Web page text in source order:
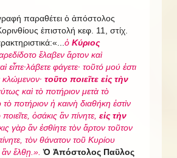
παραθέτει ὁ ἀπόστολος
ἐπιστολή κεφ. 11, στίχ.
ὁ Κύριος
ἔλαβεν ἄρτον καὶ
εἶπε·λάβετε φάγετε· τοῦτό μού ἐστι
τοῦτο ποιεῖτε εἰς τὴν
καὶ τὸ ποτήριον μετὰ τὸ
ποτήριον ἡ καινὴ διαθήκη ἐστὶν
ὁσάκις ἂν πίνητε, εἰς τὴν
γὰρ ἂν ἐσθίητε τὸν ἄρτον τοῦτον
τὸν θάνατον τοῦ Κυρίου
ἂν ἔλθῃ.».Ὁ Ἀπόστολος Παῦλος